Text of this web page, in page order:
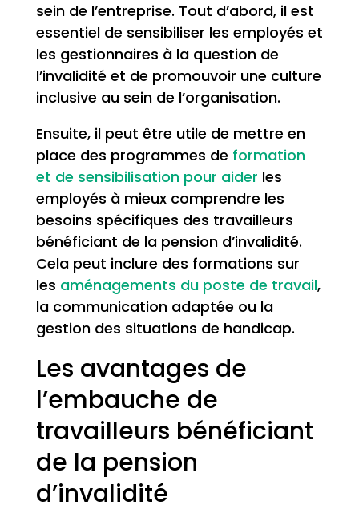
sein de l’entreprise. Tout d’abord, il est
essentiel de sensibiliser les employés et
les gestionnaires à la question de
l’invalidité et de promouvoir une culture
inclusive au sein de l’organisation.
Ensuite, il peut être utile de mettre en
place des programmes de formation
et de sensibilisation pour aider les
employés à mieux comprendre les
besoins spécifiques des travailleurs
bénéficiant de la pension d’invalidité.
Cela peut inclure des formations sur
les aménagements du poste de travail,
la communication adaptée ou la
gestion des situations de handicap.
Les avantages de
l’embauche de
travailleurs bénéficiant
de la pension
d’invalidité